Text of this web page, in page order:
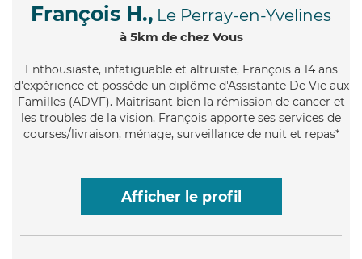
François H., Le Perray-en-Yvelines
à 5km de chez Vous
Enthousiaste, infatiguable et altruiste, François a 14 ans
d'expérience et possède un diplôme d'Assistante De Vie aux
Familles (ADVF). Maitrisant bien la rémission de cancer et
les troubles de la vision, François apporte ses services de
courses/livraison, ménage, surveillance de nuit et repas*
Afficher le profil